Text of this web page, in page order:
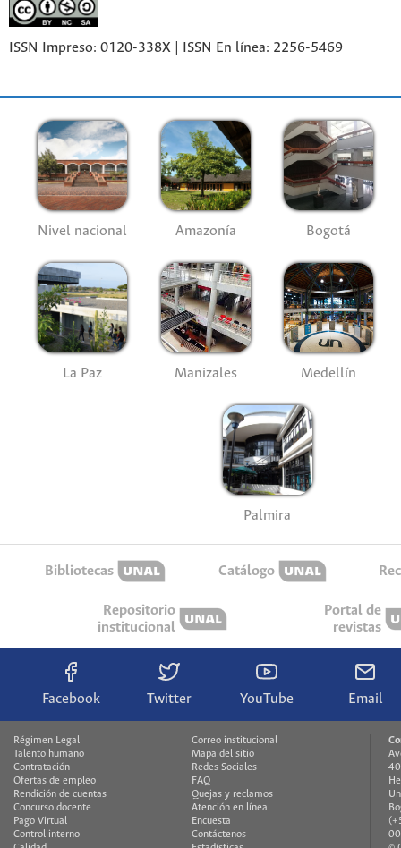
ISSN Impreso: 0120-338X | ISSN En línea: 2256-5469
Nivel nacional Amazonía Bogotá
La Paz Manizales Medellín
Palmira
Bibliotecas Catálogo
Repositorio
institucional
Portal de
revistas
Facebook Twitter YouTube Email
Régimen Legal
Talento humano
Contratación
Ofertas de empleo
Rendición de cuentas
Concurso docente
Pago Virtual
Control interno
Correo institucional
Mapa del sitio
Redes Sociales
FAQ
Quejas y reclamos
Atención en línea
Encuesta
Contáctenos